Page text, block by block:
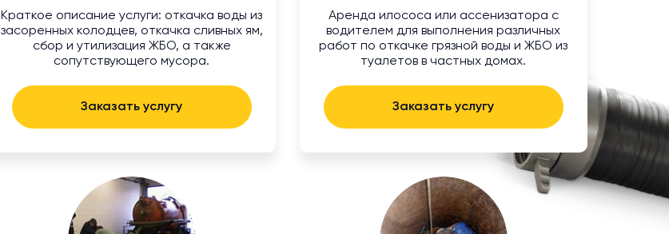
Краткое описание услуги: откачка воды из
засоренных колодцев, откачка сливных ям,
сбор и утилизация ЖБО, а также
сопутствующего мусора.
Заказать услугу
Аренда илососа или ассенизатора с
водителем для выполнения различных
работ по откачке грязной воды и ЖБО из
туалетов в частных домах.
Заказать услугу